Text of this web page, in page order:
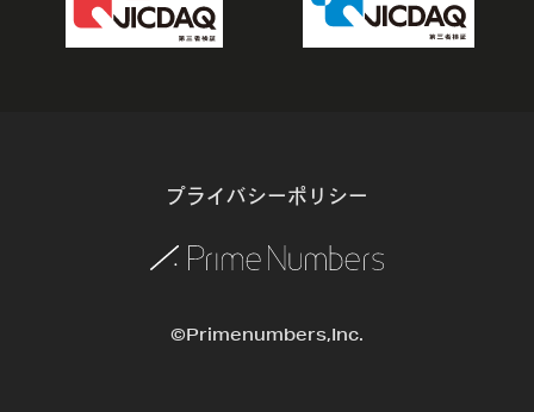
プライバシーポリシー
©Primenumbers,Inc.